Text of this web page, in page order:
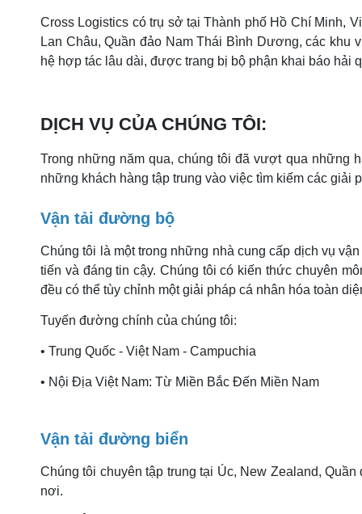
Cross Logistics có trụ sở tại Thành phố Hồ Chí Minh,
Lan Châu, Quần đảo Nam Thái Bình Dương, các khu
hệ hợp tác lâu dài, được trang bị bộ phận khai báo hải
DỊCH VỤ CỦA CHÚNG TÔI:
Trong những năm qua, chúng tôi đã vượt qua những
những khách hàng tập trung vào việc tìm kiếm các giải
Vận tải đường bộ
Chúng tôi là một trong những nhà cung cấp dịch vụ
tiến và đáng tin cậy. Chúng tôi có kiến thức chuyên
đều có thể tùy chỉnh một giải pháp cá nhân hóa toàn
Tuyến đường chính của chúng tôi:
• Trung Quốc - Việt Nam - Campuchia
• Nội Địa Việt Nam: Từ Miền Bắc Đến Miền Nam
Vận tải đường biển
Chúng tôi chuyên tập trung tại Úc, New Zealand,
nơi.